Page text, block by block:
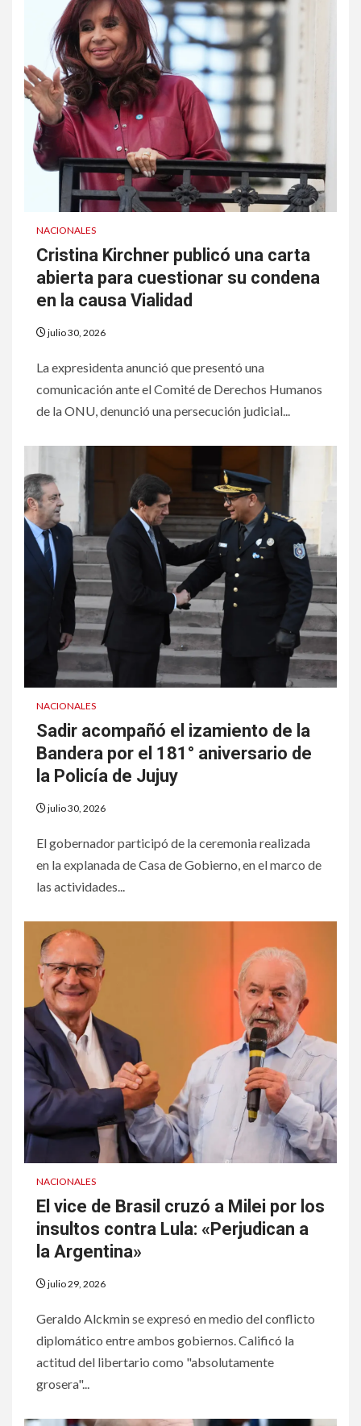
NACIONALES
Cristina Kirchner publicó una carta
abierta para cuestionar su condena
en la causa Vialidad
julio 30, 2026
La expresidenta anunció que presentó una
comunicación ante el Comité de Derechos Humanos
de la ONU, denunció una persecución judicial...
NACIONALES
Sadir acompañó el izamiento de la
Bandera por el 181° aniversario de
la Policía de Jujuy
julio 30, 2026
El gobernador participó de la ceremonia realizada
en la explanada de Casa de Gobierno, en el marco de
las actividades...
NACIONALES
El vice de Brasil cruzó a Milei por los
insultos contra Lula: «Perjudican a
la Argentina»
julio 29, 2026
Geraldo Alckmin se expresó en medio del conflicto
diplomático entre ambos gobiernos. Calificó la
actitud del libertario como "absolutamente
grosera"...